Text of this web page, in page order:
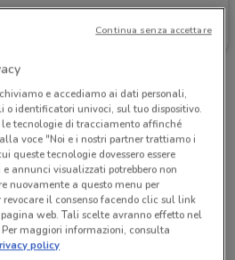
1.8 km
e accediamo ai dati personali,
o identificatori univoci, sul tuo dispositivo.
tecnologie di tracciamento affinché
voce "Noi e i nostri partner trattiamo i
queste tecnologie dovessero essere
annunci visualizzati potrebbero non
nuovamente a questo menu per
il consenso facendo clic sul link
web. Tali scelte avranno effetto nel
maggiori informazioni, consulta
policy
Continua senza accettare